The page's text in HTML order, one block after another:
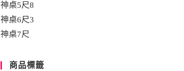
神桌5尺8
神桌6尺3
神桌7尺
商品標籤